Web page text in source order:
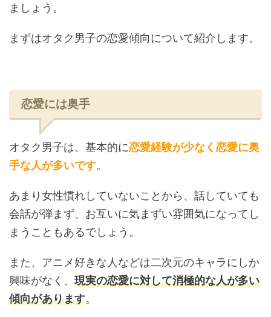
ましょう。
まずはオタク男子の恋愛傾向について紹介します。
恋愛には奥手
オタク男子は、基本的に恋愛経験が少なく恋愛に奥
手な人が多いです。
あまり女性慣れしていないことから、話していても
会話が弾まず、お互いに気まずい雰囲気になってし
まうこともあるでしょう。
また、アニメ好きな人などは二次元のキャラにしか
興味がなく、 現実の恋愛に対して消極的な人が多い
傾向があります。